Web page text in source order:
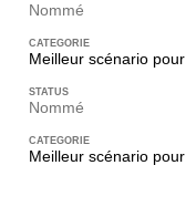
Nommé
Meilleur scénario
Nommé
Meilleur scénario